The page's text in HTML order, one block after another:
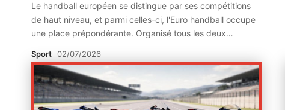
Le handball européen se distingue par ses compétitions
de haut niveau, et parmi celles-ci, l'Euro handball occupe
une place prépondérante. Organisé tous les deux…
Sport 02/07/2026